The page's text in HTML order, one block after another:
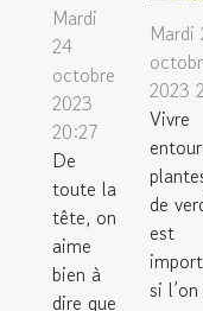
Mardi
24
octobre
2023
20:27
De
toute la
tête, on
aime
bien à
dire que
Mardi
2023
Vivre
de
est
si